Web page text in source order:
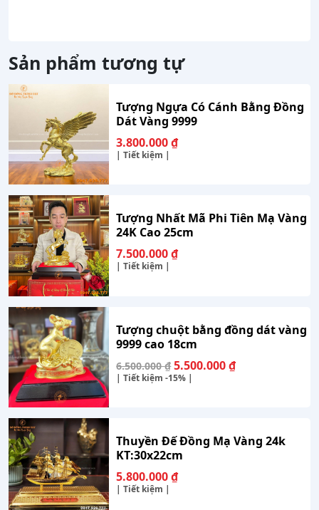
Sản phẩm tương tự
Tượng Ngựa Có Cánh Bằng Đồng
Dát Vàng 9999
3.800.000₫
| Tiết kiệm |
Tượng Nhất Mã Phi Tiên Mạ Vàng
24K Cao 25cm
7.500.000₫
| Tiết kiệm |
Tượng chuột bằng đồng dát vàng
9999 cao 18cm
6.500.000₫Giá
gốc
5.500.000₫Giá
| Tiết kiệm-15% |
Thuyền Đế Đồng Mạ Vàng 24k
KT:30x22cm
5.800.000₫
| Tiết kiệm |